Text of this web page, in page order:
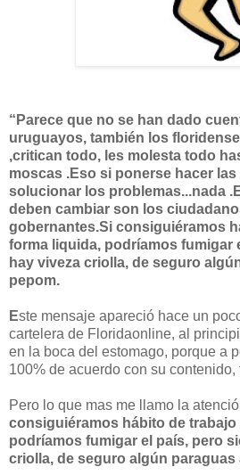
“Parece que no se han dado
uruguayos, también los
,critican todo, les molesta todo
moscas .Eso si ponerse hacer
solucionar los problemas...nada
deben cambiar son los
gobernantes.Si consiguiéramos
forma liquida, podríamos fumigar
hay viveza criolla, de seguro
pepom.
Este mensaje apareció hace un
cartelera de Floridaonline, al
en la boca del estomago, porque a
100% de acuerdo con su
Pero lo que mas me llamo la
consiguiéramos hábito de trabajo
podríamos fumigar el país, pero
criolla, de seguro algún paraguas